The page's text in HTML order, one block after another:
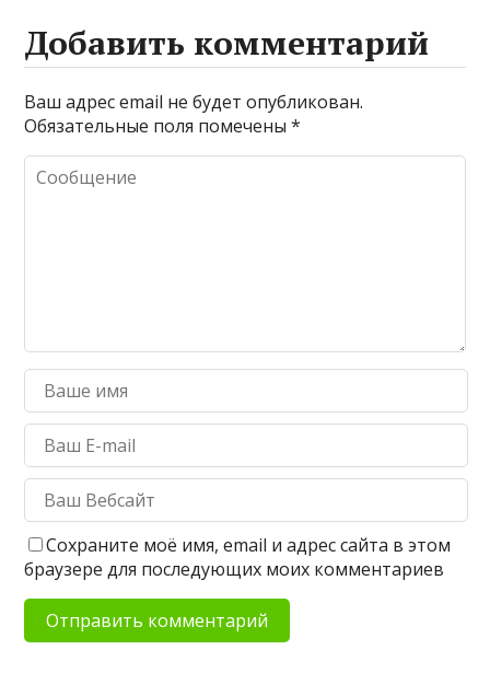
Добавить комментарий
Ваш адрес email не будет опубликован.
Обязательные поля помечены*
Сохраните моё имя, email и адрес сайта в этом
браузере для последующих моих комментариев